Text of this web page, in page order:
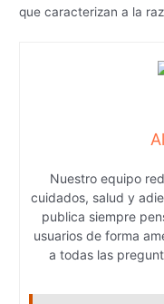
que caracterizan a la
Nuestro equipo
cuidados, salud y
publica siempre
usuarios de forma
a todas las